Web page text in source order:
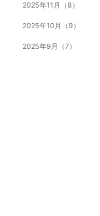
2025年11月（8）
2025年10月（9）
2025年9月（7）